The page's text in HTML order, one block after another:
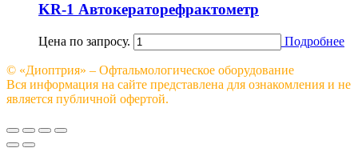
KR-1 Автокераторефрактометр
Цена по запросу. Подробнее
© «Диоптрия» – Офтальмологическое оборудование
Вся информация на сайте представлена для ознакомления и не
является публичной офертой.